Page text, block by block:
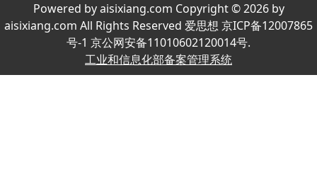
Powered by aisixiang.com Copyright © 2026 by
aisixiang.com All Rights Reserved 爱思想 京ICP备12007865
号-1 京公网安备11010602120014号.
工业和信息化部备案管理系统